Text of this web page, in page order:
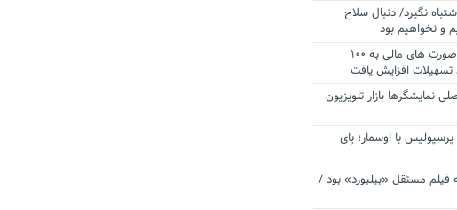
نگیرد/ دنبال سلاح
و نخواهیم بود
آستانه الزام به دریافت صورت های مالی به ۱۰۰
تسهیلات افزایش یافت
نمایشگرها بازار تلویزیون
با اوسمار؛ پای
فیلم مستقل «بیلبورد» بود /